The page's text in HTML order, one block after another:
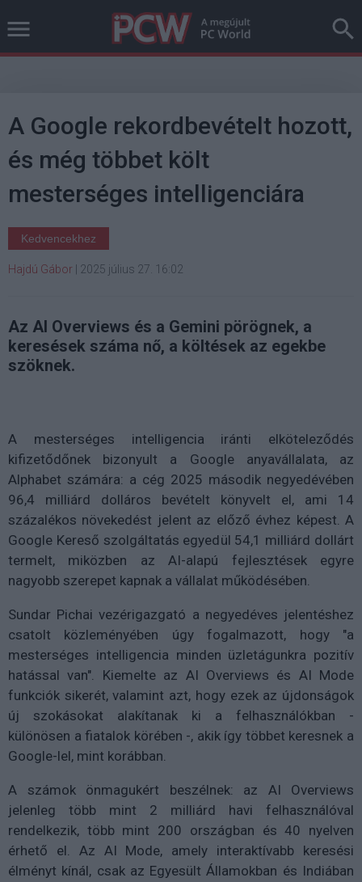
A Google rekordbevételt hozott,
és még többet költ
mesterséges intelligenciára
Kedvencekhez
Hajdú Gábor 2025 július 27. 16:02
Az AI Overviews és a Gemini pörögnek, a
keresések száma nő, a költések az egekbe
szöknek.
A mesterséges intelligencia iránti elköteleződés
kifizetődőnek bizonyult a Google anyavállalata, az
Alphabet számára: a cég 2025 második negyedévében
96,4 milliárd dolláros bevételt könyvelt el, ami 14
százalékos növekedést jelent az előző évhez képest. A
Google Kereső szolgáltatás egyedül 54,1 milliárd dollárt
termelt, miközben az AI-alapú fejlesztések egyre
nagyobb szerepet kapnak a vállalat működésében.
Sundar Pichai vezérigazgató a negyedéves jelentéshez
csatolt közleményében úgy fogalmazott, hogy "a
mesterséges intelligencia minden üzletágunkra pozitív
hatással van". Kiemelte az AI Overviews és AI Mode
funkciók sikerét, valamint azt, hogy ezek az újdonságok
új szokásokat alakítanak ki a felhasználókban -
különösen a fiatalok körében -, akik így többet keresnek a
Google-lel, mint korábban.
A számok önmagukért beszélnek: az AI Overviews
jelenleg több mint 2 milliárd havi felhasználóval
rendelkezik, több mint 200 országban és 40 nyelven
érhető el. Az AI Mode, amely interaktívabb keresési
élményt kínál, csak az Egyesült Államokban és Indiában